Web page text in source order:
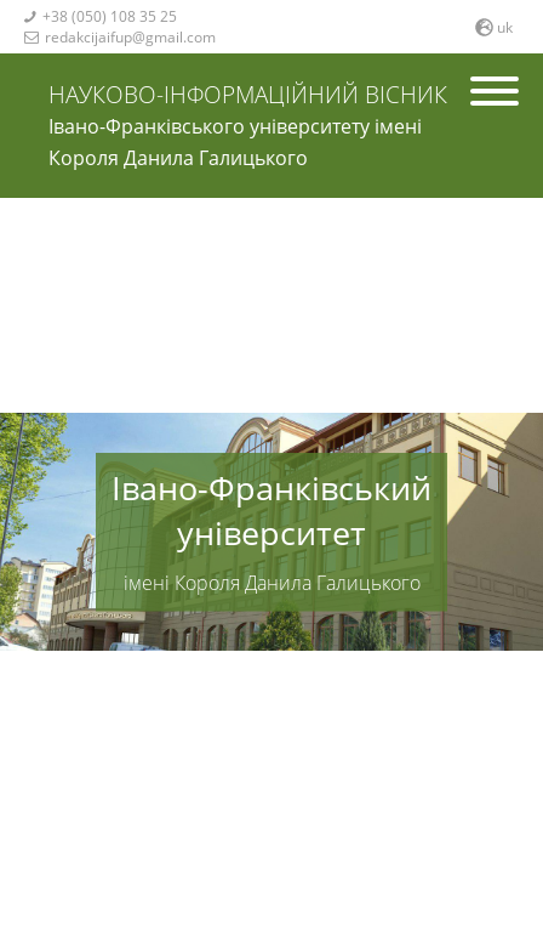
 +38 (050) 108 35 25
 redakcijaifup@gmail.com uk
НАУКОВО-ІНФОРМАЦІЙНИЙ ВІСНИК
Івано-Франківського університету імені
Короля Данила Галицького
Івано-Франківський
університет
імені Короля Данила Галицького